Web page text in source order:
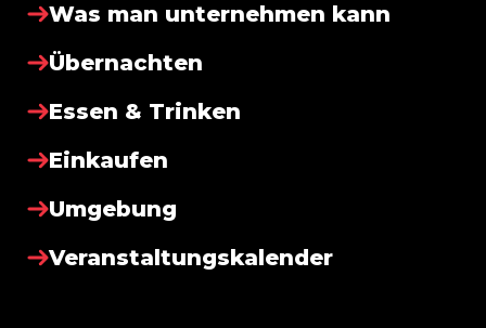
Was man unternehmen kann
Übernachten
Essen & Trinken
Einkaufen
Umgebung
Veranstaltungskalender